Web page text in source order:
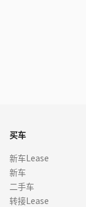
买车
新车Lease
新车
二手车
转接Lease